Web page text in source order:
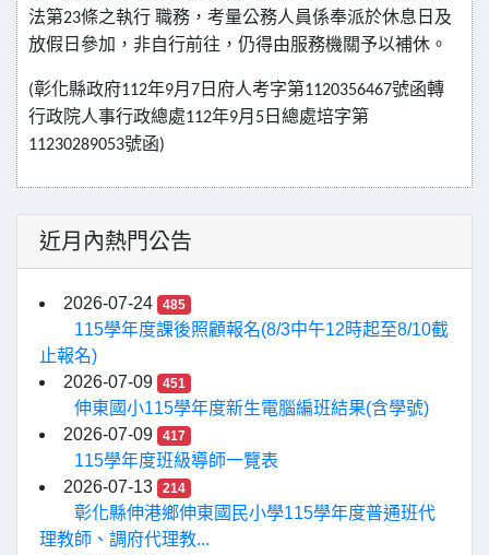
法第23條之執行 職務，考量公務人員係奉派於休息日及
放假日參加，非自行前往，仍得由服務機關予以補休。
(彰化縣政府112年9月 7 日府人考字第1120356467號函轉
行政院人事行政總處112年9月 5 日總處培字第
11230289053號函)
近月內熱門公告
2026-07-24 485
115學年度課後照顧報名(8/3中午12時起至8/10截
止報名)
2026-07-09
451
伸東國小115學年度新生電腦編班結果(含學號)
2026-07-09
417
115學年度班級導師一覽表
2026-07-13
214
彰化縣伸港鄉伸東國民小學115學年度普通班代
理教師、調府代理教...